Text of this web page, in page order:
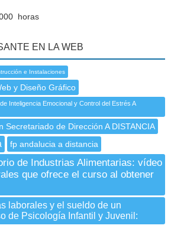
horas
EN LA WEB
e Instalaciones
y Diseño Gráfico
Inteligencia Emocional y Control del Estrés A
Secretariado de Dirección A DISTANCIA
fp andalucia a distancia
de Industrias Alimentarias: vídeo
que ofrece el curso al obtener
laborales y el sueldo de un
de Psicología Infantil y Juvenil: